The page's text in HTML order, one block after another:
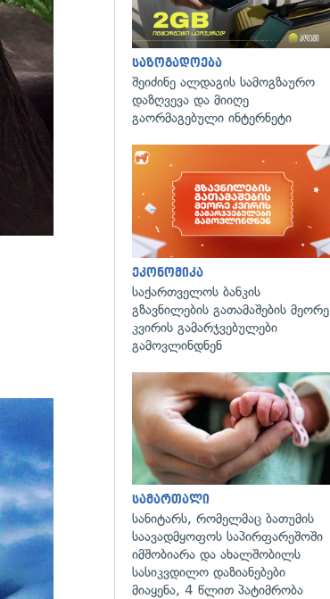
საზოგადოება
შეიძინე ალდაგის სამოგზაურო
დაზღვევა და მიიღე
გაორმაგებული ინტერნეტი
ეკონომიკა
საქართველოს ბანკის
გზავნილების გათამაშების მეორე
კვირის გამარჯვებულები
გამოვლინდნენ
სამართალი
სანიტარს, რომელმაც ბათუმის
საავადმყოფოს საპირფარეშოში
იმშობიარა და ახალშობილს
სასიკვდილო დაზიანებები
მიაყენა, 4 წლით პატიმრობა